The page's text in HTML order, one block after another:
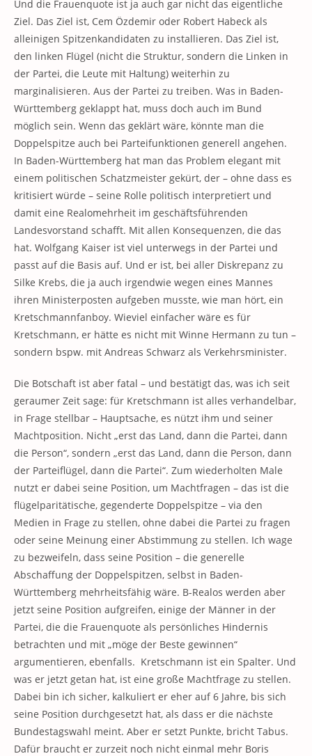
Und die Frauenquote ist ja auch gar nicht das eigentliche
Ziel. Das Ziel ist, Cem Özdemir oder Robert Habeck als
alleinigen Spitzenkandidaten zu installieren. Das Ziel ist,
den linken Flügel (nicht die Struktur, sondern die Linken in
der Partei, die Leute mit Haltung) weiterhin zu
marginalisieren. Aus der Partei zu treiben. Was in Baden-
Württemberg geklappt hat, muss doch auch im Bund
möglich sein. Wenn das geklärt wäre, könnte man die
Doppelspitze auch bei Parteifunktionen generell angehen.
In Baden-Württemberg hat man das Problem elegant mit
einem politischen Schatzmeister gekürt, der – ohne dass es
kritisiert würde – seine Rolle politisch interpretiert und
damit eine Realomehrheit im geschäftsführenden
Landesvorstand schafft. Mit allen Konsequenzen, die das
hat. Wolfgang Kaiser ist viel unterwegs in der Partei und
passt auf die Basis auf. Und er ist, bei aller Diskrepanz zu
Silke Krebs, die ja auch irgendwie wegen eines Mannes
ihren Ministerposten aufgeben musste, wie man hört, ein
Kretschmannfanboy. Wieviel einfacher wäre es für
Kretschmann, er hätte es nicht mit Winne Hermann zu tun –
sondern bspw. mit Andreas Schwarz als Verkehrsminister.
Die Botschaft ist aber fatal – und bestätigt das, was ich seit
geraumer Zeit sage: für Kretschmann ist alles verhandelbar,
in Frage stellbar – Hauptsache, es nützt ihm und seiner
Machtposition. Nicht „erst das Land, dann die Partei, dann
die Person“, sondern „erst das Land, dann die Person, dann
der Parteiflügel, dann die Partei“. Zum wiederholten Male
nutzt er dabei seine Position, um Machtfragen – das ist die
flügelparitätische, gegenderte Doppelspitze – via den
Medien in Frage zu stellen, ohne dabei die Partei zu fragen
oder seine Meinung einer Abstimmung zu stellen. Ich wage
zu bezweifeln, dass seine Position – die generelle
Abschaffung der Doppelspitzen, selbst in Baden-
Württemberg mehrheitsfähig wäre. B-Realos werden aber
jetzt seine Position aufgreifen, einige der Männer in der
Partei, die die Frauenquote als persönliches Hindernis
betrachten und mit „möge der Beste gewinnen“
argumentieren, ebenfalls. Kretschmann ist ein Spalter. Und
was er jetzt getan hat, ist eine große Machtfrage zu stellen.
Dabei bin ich sicher, kalkuliert er eher auf 6 Jahre, bis sich
seine Position durchgesetzt hat, als dass er die nächste
Bundestagswahl meint. Aber er setzt Punkte, bricht Tabus.
Dafür braucht er zurzeit noch nicht einmal mehr Boris